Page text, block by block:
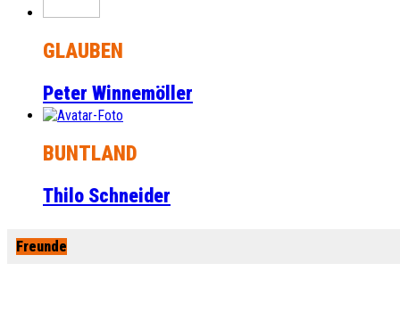
GLAUBEN
Peter Winnemöller
BUNTLAND
Thilo Schneider
Freunde